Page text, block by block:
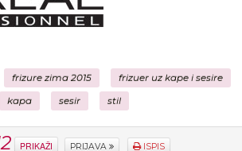
frizure zima 2015 frizuer uz kape i sesire
kapa sesir stil
PRIKAŽI PRIJAVA ISPIS